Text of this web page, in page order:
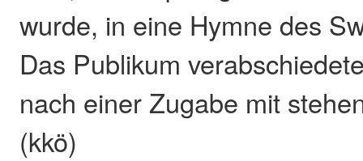
wurde, in eine Hymne des
Das Publikum
nach einer Zugabe mit
(kkö)